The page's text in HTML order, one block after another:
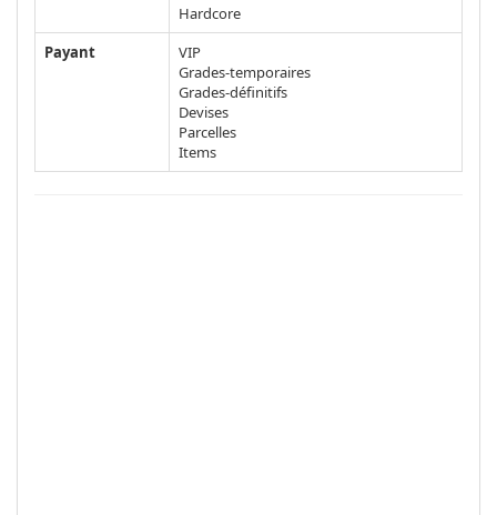
Hardcore
Payant
VIP
Grades-temporaires
Grades-définitifs
Devises
Parcelles
Items